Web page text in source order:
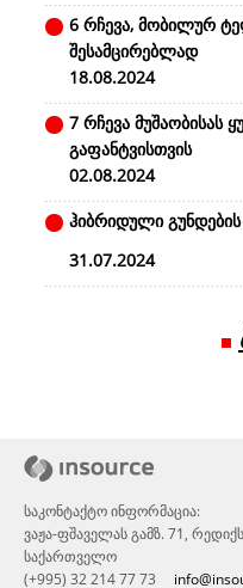
6 რჩევა, მობილურ
შესამცირებლად
18.08.2024
7 რჩევა მუშაობისას
გაფანტვისთვის
02.08.2024
ჰიბრიდული
31.07.2024
საკონტაქტო ინფორმაცია:
ვაჟა-ფშაველას გამზ. 71,
საქართველო
(+995) 32 214 77 73